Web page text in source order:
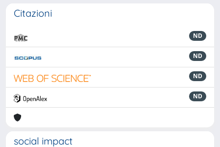
Citazioni
ND
ND
ND
ND
social impact